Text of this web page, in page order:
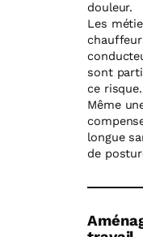
douleur.
Les
sont
ce risque.
Même
longue
de